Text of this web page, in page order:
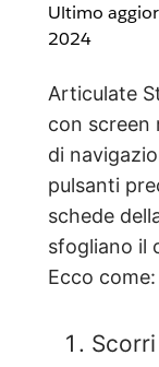
Ultimo
2024
Articulate
con screen
di
pulsanti
schede
sfogliano il
Ecco come: